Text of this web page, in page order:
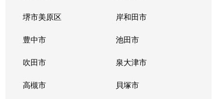
堺市美原区 岸和田市
豊中市 池田市
吹田市 泉大津市
高槻市 貝塚市